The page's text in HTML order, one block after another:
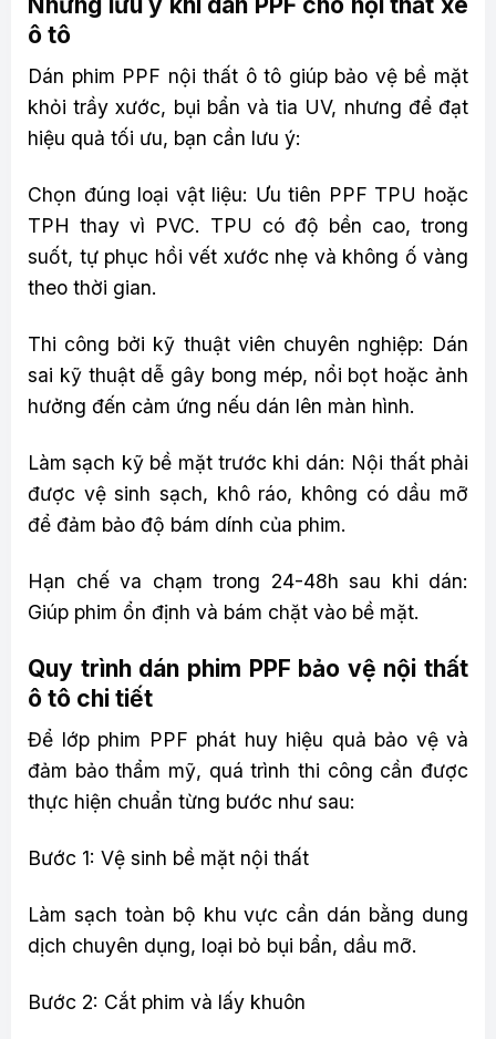
ô tô
Dán phim PPF nội thất ô tô giúp bảo vệ bề mặt
khỏi trầy xước, bụi bẩn và tia UV, nhưng để đạt
hiệu quả tối ưu, bạn cần lưu ý:
Chọn đúng loại vật liệu: Ưu tiên PPF TPU hoặc
TPH thay vì PVC. TPU có độ bền cao, trong
suốt, tự phục hồi vết xước nhẹ và không ố vàng
theo thời gian.
Thi công bởi kỹ thuật viên chuyên nghiệp: Dán
sai kỹ thuật dễ gây bong mép, nổi bọt hoặc ảnh
hưởng đến cảm ứng nếu dán lên màn hình.
Làm sạch kỹ bề mặt trước khi dán: Nội thất phải
được vệ sinh sạch, khô ráo, không có dầu mỡ
để đảm bảo độ bám dính của phim.
Hạn chế va chạm trong 24-48h sau khi dán:
Giúp phim ổn định và bám chặt vào bề mặt.
Quy trình dán phim PPF bảo vệ nội thất
ô tô chi tiết
Để lớp phim PPF phát huy hiệu quả bảo vệ và
đảm bảo thẩm mỹ, quá trình thi công cần được
thực hiện chuẩn từng bước như sau:
Bước 1: Vệ sinh bề mặt nội thất
Làm sạch toàn bộ khu vực cần dán bằng dung
dịch chuyên dụng, loại bỏ bụi bẩn, dầu mỡ.
Bước 2: Cắt phim và lấy khuôn